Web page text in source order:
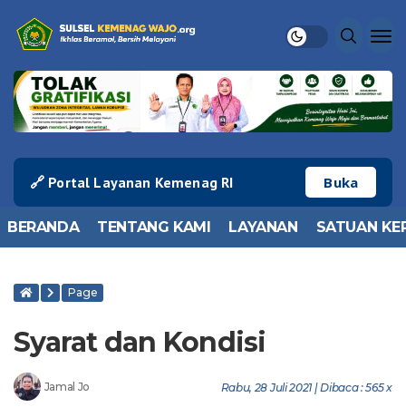
🔗 Portal Layanan Kemenag RI Buka
BERANDA TENTANG KAMI LAYANAN SATUAN
Page
Syarat dan Kondisi
Jamal Jo Rabu, 28 Juli 2021 | Dibaca : 565 x